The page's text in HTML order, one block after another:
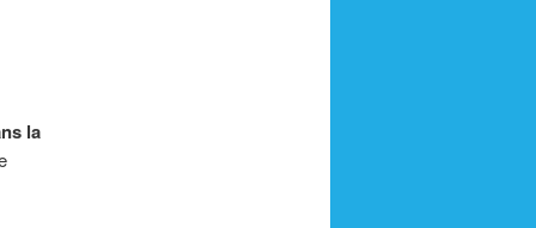
la